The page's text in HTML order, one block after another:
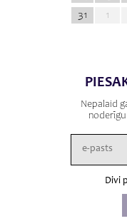
31
1
Nepalaid
Divi